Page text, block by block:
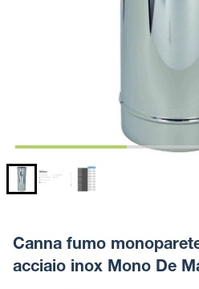
Canna fumo
acciaio inox Mono De